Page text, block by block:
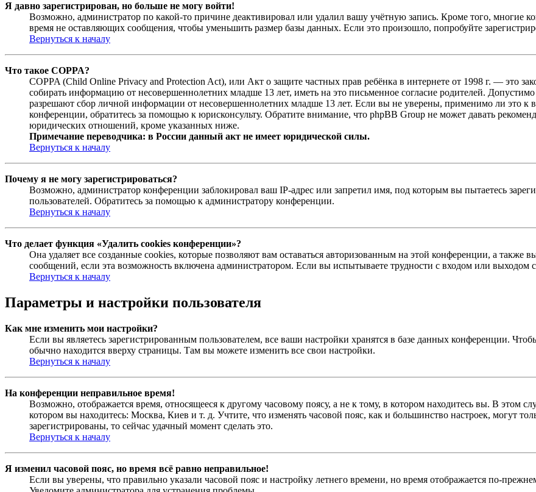
Я давно зарегистрирован, но больше не могу войти!
Возможно, администратор по какой-то причине деактивировал или удалил вашу учётную запись. Кроме того, многие
время не оставляющих сообщения, чтобы уменьшить размер базы данных. Если это произошло, попробуйте
Вернуться к началу
Что такое COPPA?
COPPA (Child Online Privacy and Protection Act), или Акт о защите частных прав ребёнка в интернете от 1998 г. — это
собирать информацию от несовершеннолетних младше 13 лет, иметь на это письменное согласие родителей.
разрешают сбор личной информации от несовершеннолетних младше 13 лет. Если вы не уверены, применимо ли это к
конференции, обратитесь за помощью к юрисконсульту. Обратите внимание, что phpBB Group не может давать
юридических отношений, кроме указанных ниже.
Примечание переводчика: в России данный акт не имеет юридической силы.
Вернуться к началу
Почему я не могу зарегистрироваться?
Возможно, администратор конференции заблокировал ваш IP-адрес или запретил имя, под которым вы пытаетесь
пользователей. Обратитесь за помощью к администратору конференции.
Вернуться к началу
Что делает функция «Удалить cookies конференции»?
Она удаляет все созданные cookies, которые позволяют вам оставаться авторизованным на этой конференции, а
сообщений, если эта возможность включена администратором. Если вы испытываете трудности с входом или выходом
Вернуться к началу
Параметры и настройки пользователя
Как мне изменить мои настройки?
Если вы являетесь зарегистрированным пользователем, все ваши настройки хранятся в базе данных конференции.
обычно находится вверху страницы. Там вы можете изменить все свои настройки.
Вернуться к началу
На конференции неправильное время!
Возможно, отображается время, относящееся к другому часовому поясу, а не к тому, в котором находитесь вы. В этом
котором вы находитесь: Москва, Киев и т. д. Учтите, что изменять часовой пояс, как и большинство настроек, могут
зарегистрированы, то сейчас удачный момент сделать это.
Вернуться к началу
Я изменил часовой пояс, но время всё равно неправильное!
Если вы уверены, что правильно указали часовой пояс и настройку летнего времени, но время отображается по-